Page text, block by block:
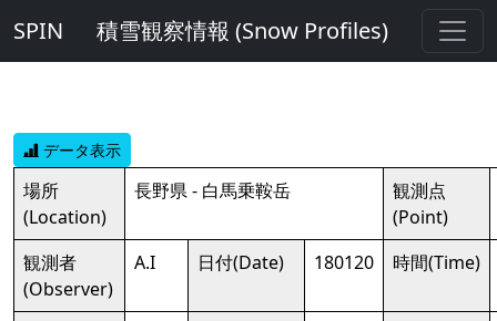
SPIN 積雪観察情報 (Snow Profiles)
データ表示
場所
(Location)
長野県 - 白馬乗鞍岳
観測点
(Point)
観測者
(Observer)
A.I 日付(Date) 180120 時間(Time)